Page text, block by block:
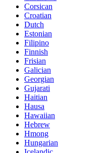
Corsican
Croatian
Dutch
Estonian
Filipino
Finnish
Frisian
Galician
Georgian
Gujarati
Haitian
Hausa
Hawaiian
Hebrew
Hmong
Hungarian